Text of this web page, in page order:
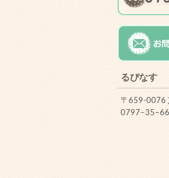
るぴなす
〒659-0076